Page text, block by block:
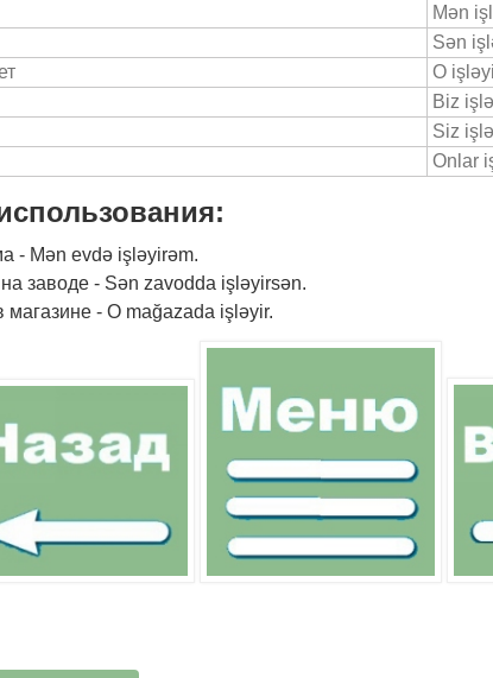
Mən
Sən
O
Biz
Siz
Onlar
- Mən evdə işləyirəm.
заводе - Sən zavodda işləyirsən.
магазине - O mağazada işləyir.